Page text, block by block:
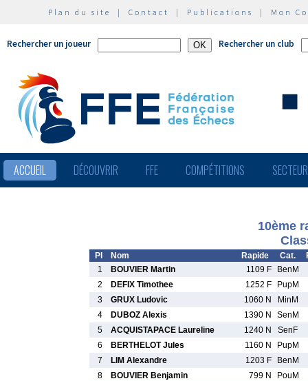
Plan du site | Contact | Publications | Mon
Rechercher un joueur Rechercher un club
ACCUEIL DÉCOUVRIR FFE COMPÉTITIONS
10ème
Pl Nom Rapide Cat.
1
BOUVIER Martin 1109 F
BenM
2
DEFIX Timothee 1252 F
PupM
3
GRUX Ludovic 1060 N
MinM
4
DUBOZ Alexis 1390 N
SenM
5
ACQUISTAPACE Laureline 1240 N
SenF
6
BERTHELOT Jules 1160 N
PupM
7
LIM Alexandre 1203 F
BenM
8
BOUVIER Benjamin 799 N
PouM